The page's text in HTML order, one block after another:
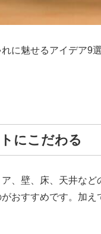
に魅せるアイデア9
にこだわる
、壁、床、天井な
おすすめです。加